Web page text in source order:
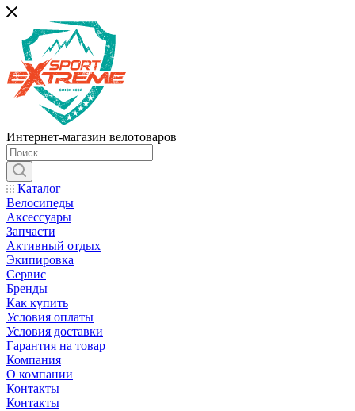
Интернет-магазин велотоваров
Каталог
Велосипеды
Аксессуары
Запчасти
Активный отдых
Экипировка
Сервис
Бренды
Как купить
Условия оплаты
Условия доставки
Гарантия на товар
Компания
О компании
Контакты
Контакты